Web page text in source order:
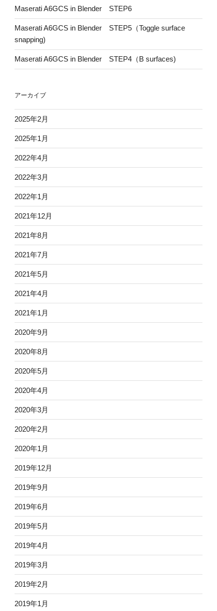
Maserati A6GCS in Blender STEP6
Maserati A6GCS in Blender STEP5（Toggle surface
snapping)
Maserati A6GCS in Blender STEP4（B surfaces)
アーカイブ
2025年2月
2025年1月
2022年4月
2022年3月
2022年1月
2021年12月
2021年8月
2021年7月
2021年5月
2021年4月
2021年1月
2020年9月
2020年8月
2020年5月
2020年4月
2020年3月
2020年2月
2020年1月
2019年12月
2019年9月
2019年6月
2019年5月
2019年4月
2019年3月
2019年2月
2019年1月